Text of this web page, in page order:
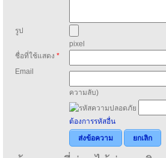
รูป
pixel
ชื่อที่ใช้แสดง *
Email
ความลับ)
ต้องการรหัสอื่น
ส่งข้อความ
ยกเลิก